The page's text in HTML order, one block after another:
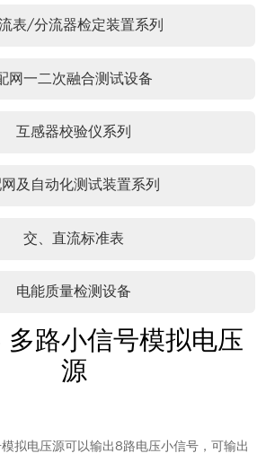
表/分流器检定装置系列
网一二次融合测试设备
互感器校验仪系列
及自动化测试装置系列
交、直流标准表
电能质量检测设备
路小信号模拟电压
源
拟电压源可以输出8路电压小信号，可输出